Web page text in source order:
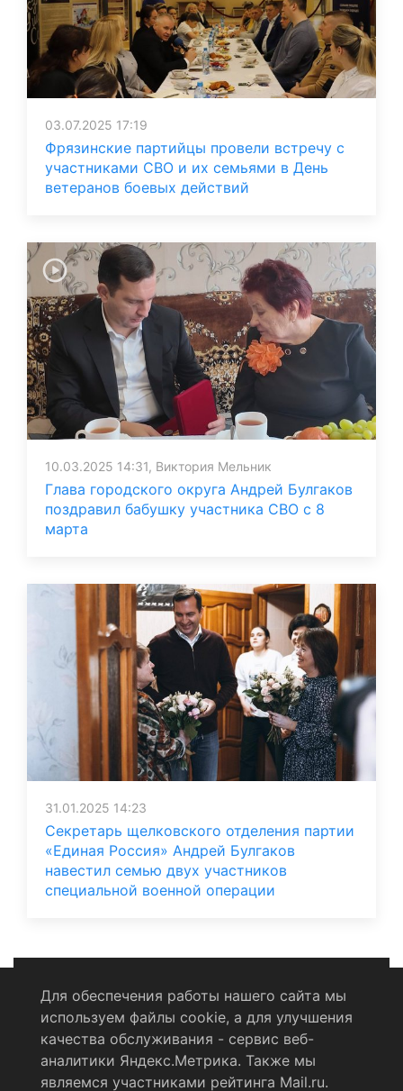
03.07.2025 17:19
Фрязинские партийцы провели встречу с
участниками СВО и их семьями в День
ветеранов боевых действий
10.03.2025 14:31, Виктория Мельник
Глава городского округа Андрей Булгаков
поздравил бабушку участника СВО с 8
марта
31.01.2025 14:23
Секретарь щелковского отделения партии
«Единая Россия» Андрей Булгаков
навестил семью двух участников
специальной военной операции
Политика конфиденциальности
Согласие на обработку персональных данных
Для обеспечения работы нашего сайта мы
используем файлы cookie, а для улучшения
качества обслуживания - сервис веб-
аналитики Яндекс.Метрика. Также мы
являемся участниками рейтинга Mail.ru.